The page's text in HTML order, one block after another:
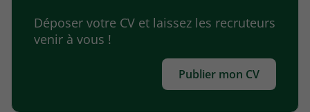
Déposer votre CV et laissez les recruteurs
venir à vous !
Publier mon CV